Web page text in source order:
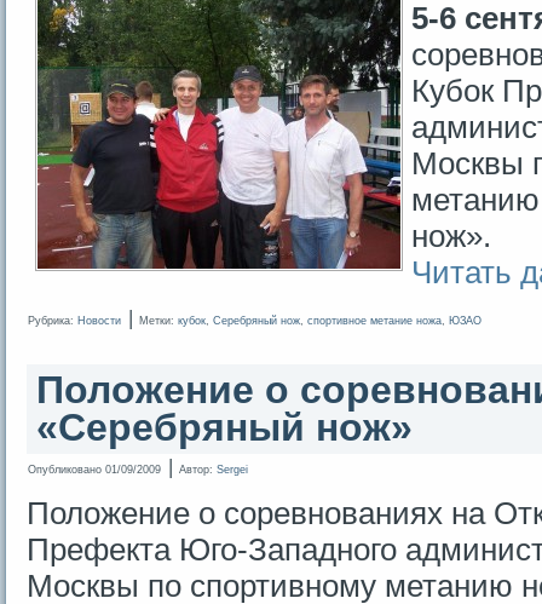
5-6
Кубок
Москвы
нож».
Читать
Рубрика: Новости | Метки: кубок, Серебряный нож, спортивное метание ножа, ЮЗАО
Положение о
«Серебряный нож»
Опубликовано 01/09/2009 | Автор: Sergei
Положение о соревнованиях на
Префекта Юго-Западного
Москвы по спортивному метанию